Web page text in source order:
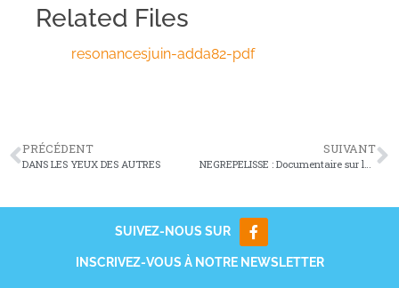
Related Files
resonancesjuin-adda82-pdf
PRÉCÉDENT
DANS LES YEUX DES AUTRES
SUIVANT
NEGREPELISSE : Documentaire sur les 25 ans du Tarn et Garock
SUIVEZ-NOUS SUR
INSCRIVEZ-VOUS À NOTRE NEWSLETTER